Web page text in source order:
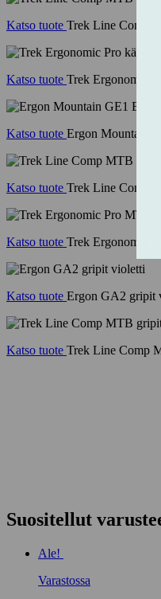
Katso tuote Trek Line Comp
Katso tuote Trek Ergonomic
Katso tuote Ergon Mountain
Katso tuote Trek Line Comp
Katso tuote Trek Ergonomic
Katso tuote Ergon GA2 gripit
Katso tuote Trek Line Comp
Suositellut
Ale!
Varastossa